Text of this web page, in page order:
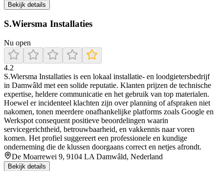
Bekijk details
S.Wiersma Installaties
Nu open
4.2
S.Wiersma Installaties is een lokaal installatie- en loodgietersbedrijf
in Damwâld met een solide reputatie. Klanten prijzen de technische
expertise, heldere communicatie en het gebruik van top materialen.
Hoewel er incidenteel klachten zijn over planning of afspraken niet
nakomen, tonen meerdere onafhankelijke platforms zoals Google en
Werkspot consequent positieve beoordelingen waarin
servicegerichtheid, betrouwbaarheid, en vakkennis naar voren
komen. Het profiel suggereert een professionele en kundige
onderneming die de klussen doorgaans correct en netjes afrondt.
De Moarrewei 9, 9104 LA Damwâld, Nederland
Bekijk details